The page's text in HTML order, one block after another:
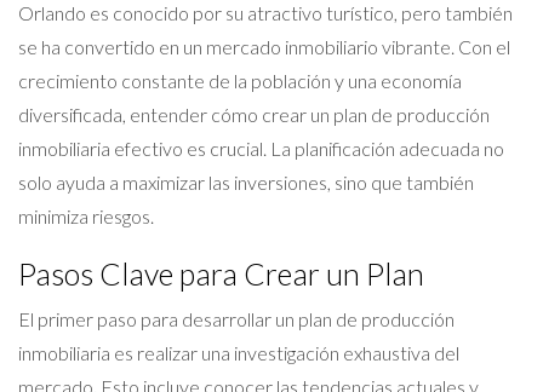
Orlando es conocido por su atractivo turístico, pero también
se ha convertido en un mercado inmobiliario vibrante. Con el
crecimiento constante de la población y una economía
diversificada, entender cómo crear un plan de producción
inmobiliaria efectivo es crucial. La planificación adecuada no
solo ayuda a maximizar las inversiones, sino que también
minimiza riesgos.
Pasos Clave para Crear un Plan
El primer paso para desarrollar un plan de producción
inmobiliaria es realizar una investigación exhaustiva del
mercado. Esto incluye conocer las tendencias actuales y